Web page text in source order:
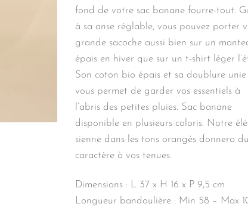
fond de votre sac banane fourre-tout.
à sa anse réglable, vous pouvez porter
grande sacoche aussi bien sur un
épais en hiver que sur un t-shirt léger
Son coton bio épais et sa doublure unie
vous permet de garder vos essentiels à
l’abris des petites pluies. Sac banane
disponible en plusieurs coloris. Notre
sienne dans les tons orangés donnera du
caractère à vos tenues.
Dimensions : L 37 x H 16 x P 9,5 cm
Longueur bandoulière : Min 58 – Max